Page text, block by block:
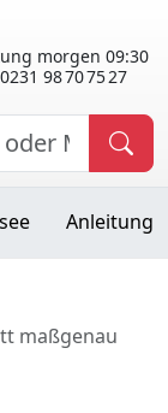
morgen 09:30
0231 98 70 75 27
Anleitung
maßgenau